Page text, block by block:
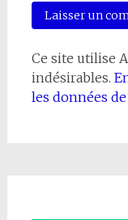
Ce site utilise
indésirables.
les données